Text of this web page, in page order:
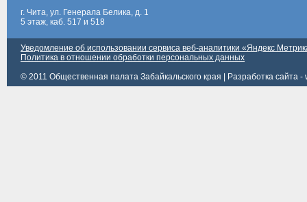
г. Чита, ул. Генерала Белика, д. 1
5 этаж, каб. 517 и 518
Уведомление об использовании сервиса веб-аналитики «Яндекс
Политика в отношении обработки персональных данных
© 2011 Общественная палата Забайкальского края |
Разработка сайта -